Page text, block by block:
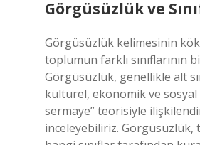
Görgüsüzlük ve
Görgüsüzlük kelimesinin
toplumun farklı sınıflarının
Görgüsüzlük, genellikle alt
kültürel, ekonomik ve
sermaye” teorisiyle
inceleyebiliriz.